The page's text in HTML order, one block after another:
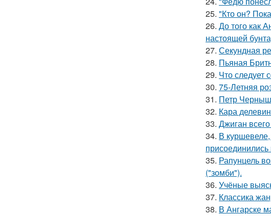
25. "Кто он?
26. До того как
настоящей
27. Секундная
28. Пьяная
29. Что следует
30. 75-Летняя
31. Петр
32. Кара
33. Джиган
34. В
35. Рапунцель
("зомби").
36. Учёные
37. Классика
38. В Ангарске